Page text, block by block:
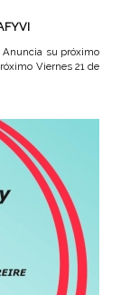
Anuncia su próximo
Viernes 21 de